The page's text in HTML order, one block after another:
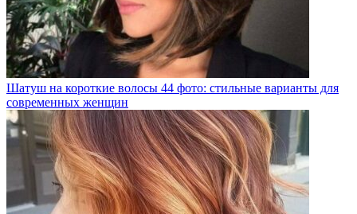
Шатуш на короткие волосы 44 фото: стильные варианты для
современных женщин